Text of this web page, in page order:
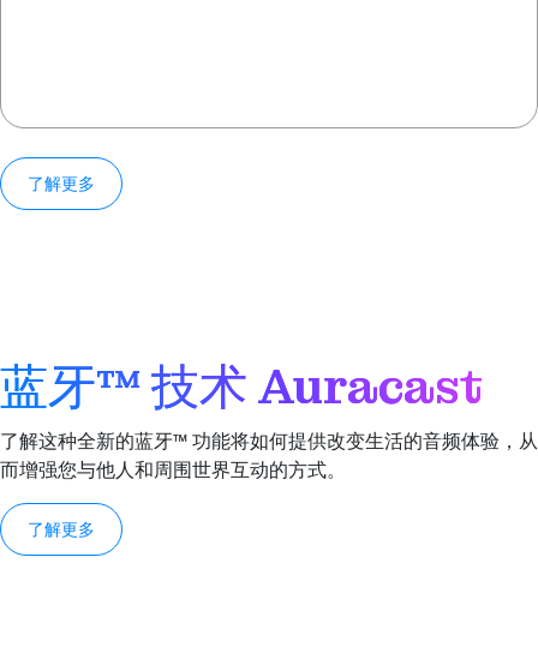
了解更多
蓝牙™ 技术 Auracast
了解这种全新的蓝牙™ 功能将如何提供改变生活的音频体验，从
而增强您与他人和周围世界互动的方式。
了解更多